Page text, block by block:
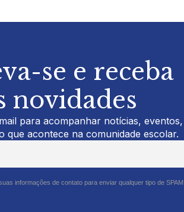
se e receba
novidades
para acompanhar notícias, eventos,
que acontece na comunidade escolar.
informações de contato para enviar qualquer tipo de SPAM.